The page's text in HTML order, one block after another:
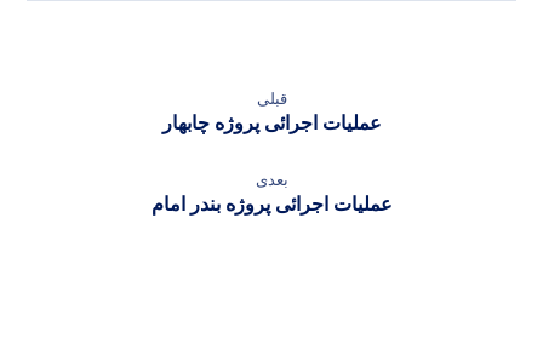
قبلی
عملیات اجرائی پروژه چابهار
بعدی
عملیات اجرائی پروژه بندر امام